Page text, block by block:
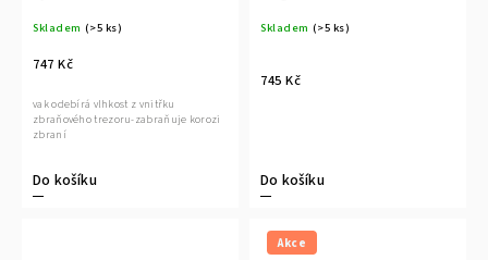
Skladem (>5 ks)
747 Kč
Do košíku
vak odebírá vlhkost z vnitřku
zbraňového trezoru-zabraňuje korozi
zbraní
Skladem (>5 ks)
745 Kč
Do košíku
Akce